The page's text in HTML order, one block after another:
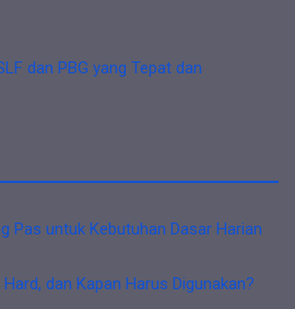
dan PBG yang Tepat dan
Pas untuk Kebutuhan Dasar Harian
dan Kapan Harus Digunakan?